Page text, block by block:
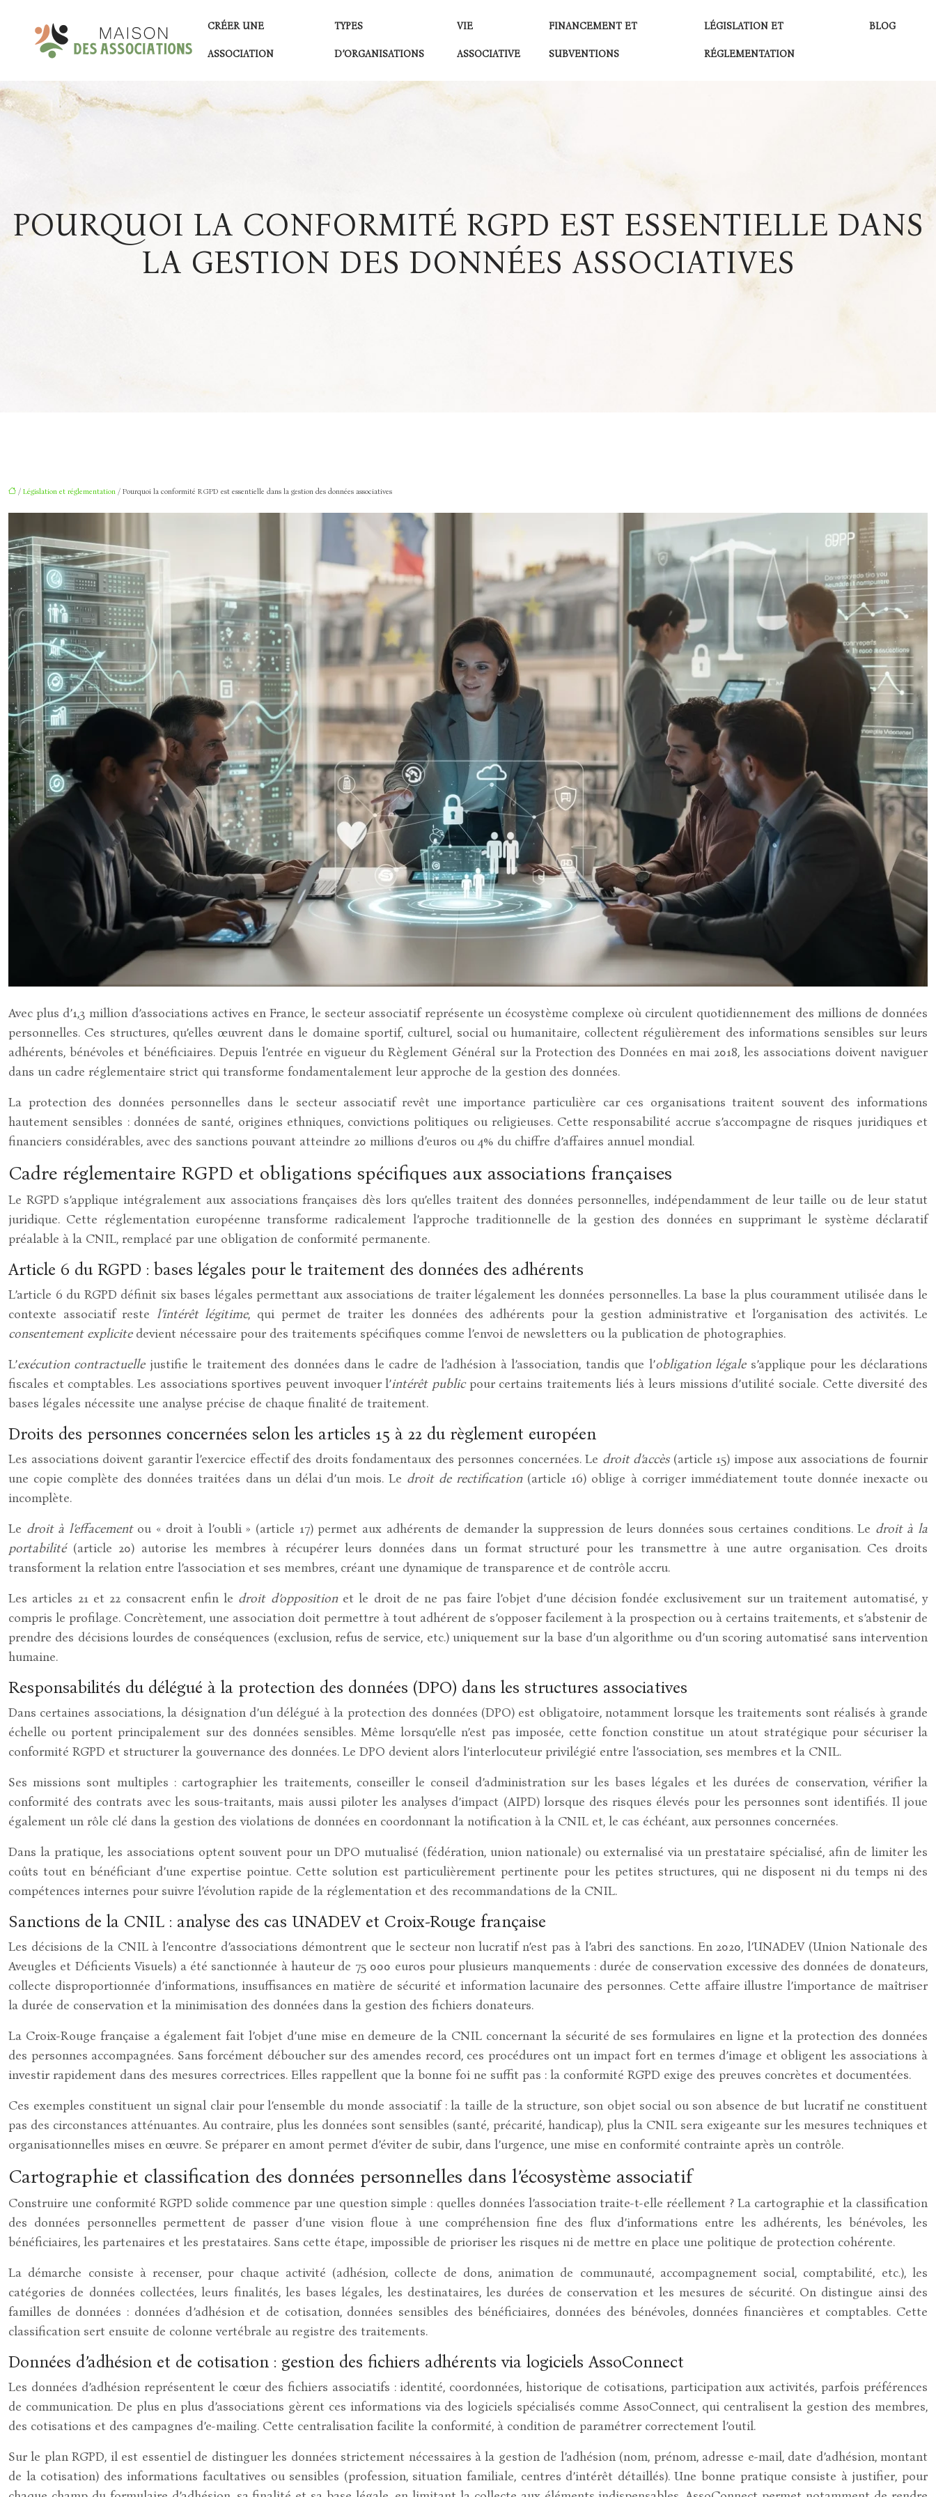
CRÉER UNE
ASSOCIATION
TYPES
D’ORGANISATIONS
VIE
ASSOCIATIVE
FINANCEMENT ET
SUBVENTIONS
LÉGISLATION ET
RÉGLEMENTATION
BLOG
POURQUOI LA CONFORMITÉ RGPD EST ESSENTIELLE DANS
LA GESTION DES DONNÉES ASSOCIATIVES
/ Législation et réglementation / Pourquoi la conformité RGPD est essentielle dans la gestion des données associatives
Avec plus d’1,3 million d’associations actives en France, le secteur associatif représente un écosystème complexe où circulent quotidiennement des millions de données
personnelles. Ces structures, qu’elles œuvrent dans le domaine sportif, culturel, social ou humanitaire, collectent régulièrement des informations sensibles sur leurs
adhérents, bénévoles et bénéficiaires. Depuis l’entrée en vigueur du Règlement Général sur la Protection des Données en mai 2018, les associations doivent naviguer
dans un cadre réglementaire strict qui transforme fondamentalement leur approche de la gestion des données.
La protection des données personnelles dans le secteur associatif revêt une importance particulière car ces organisations traitent souvent des informations
hautement sensibles : données de santé, origines ethniques, convictions politiques ou religieuses. Cette responsabilité accrue s’accompagne de risques juridiques et
financiers considérables, avec des sanctions pouvant atteindre 20 millions d’euros ou 4% du chiffre d’affaires annuel mondial.
Cadre réglementaire RGPD et obligations spécifiques aux associations françaises
Le RGPD s’applique intégralement aux associations françaises dès lors qu’elles traitent des données personnelles, indépendamment de leur taille ou de leur statut
juridique. Cette réglementation européenne transforme radicalement l’approche traditionnelle de la gestion des données en supprimant le système déclaratif
préalable à la CNIL, remplacé par une obligation de conformité permanente.
Article 6 du RGPD : bases légales pour le traitement des données des adhérents
L’article 6 du RGPD définit six bases légales permettant aux associations de traiter légalement les données personnelles. La base la plus couramment utilisée dans le
contexte associatif reste l’intérêt légitime, qui permet de traiter les données des adhérents pour la gestion administrative et l’organisation des activités. Le
consentement explicitedevient nécessaire pour des traitements spécifiques comme l’envoi de newsletters ou la publication de photographies.
L’exécution contractuellejustifie le traitement des données dans le cadre de l’adhésion à l’association, tandis que l’obligation légales’applique pour les déclarations
fiscales et comptables. Les associations sportives peuvent invoquer l’intérêt publicpour certains traitements liés à leurs missions d’utilité sociale. Cette diversité des
bases légales nécessite une analyse précise de chaque finalité de traitement.
Droits des personnes concernées selon les articles 15 à 22 du règlement européen
Les associations doivent garantir l’exercice effectif des droits fondamentaux des personnes concernées. Le droit d’accès(article 15) impose aux associations de fournir
une copie complète des données traitées dans un délai d’un mois. Le droit de rectification(article 16) oblige à corriger immédiatement toute donnée inexacte ou
incomplète.
Le droit à l’effacementou « droit à l’oubli » (article 17) permet aux adhérents de demander la suppression de leurs données sous certaines conditions. Le droit à la
portabilité(article 20) autorise les membres à récupérer leurs données dans un format structuré pour les transmettre à une autre organisation. Ces droits
transforment la relation entre l’association et ses membres, créant une dynamique de transparence et de contrôle accru.
Les articles 21 et 22 consacrent enfin le droit d’oppositionet le droit de ne pas faire l’objet d’une décision fondée exclusivement sur un traitement automatisé, y
compris le profilage. Concrètement, une association doit permettre à tout adhérent de s’opposer facilement à la prospection ou à certains traitements, et s’abstenir de
prendre des décisions lourdes de conséquences (exclusion, refus de service, etc.) uniquement sur la base d’un algorithme ou d’un scoring automatisé sans intervention
humaine.
Responsabilités du délégué à la protection des données (DPO) dans les structures associatives
Dans certaines associations, la désignation d’un délégué à la protection des données (DPO) est obligatoire, notamment lorsque les traitements sont réalisés à grande
échelle ou portent principalement sur des données sensibles. Même lorsqu’elle n’est pas imposée, cette fonction constitue un atout stratégique pour sécuriser la
conformité RGPD et structurer la gouvernance des données. Le DPO devient alors l’interlocuteur privilégié entre l’association, ses membres et la CNIL.
Ses missions sont multiples : cartographier les traitements, conseiller le conseil d’administration sur les bases légales et les durées de conservation, vérifier la
conformité des contrats avec les sous-traitants, mais aussi piloter les analyses d’impact (AIPD) lorsque des risques élevés pour les personnes sont identifiés. Il joue
également un rôle clé dans la gestion des violations de données en coordonnant la notification à la CNIL et, le cas échéant, aux personnes concernées.
Dans la pratique, les associations optent souvent pour un DPO mutualisé (fédération, union nationale) ou externalisé via un prestataire spécialisé, afin de limiter les
coûts tout en bénéficiant d’une expertise pointue. Cette solution est particulièrement pertinente pour les petites structures, qui ne disposent ni du temps ni des
compétences internes pour suivre l’évolution rapide de la réglementation et des recommandations de la CNIL.
Sanctions de la CNIL : analyse des cas UNADEV et Croix-Rouge française
Les décisions de la CNIL à l’encontre d’associations démontrent que le secteur non lucratif n’est pas à l’abri des sanctions. En 2020, l’UNADEV (Union Nationale des
Aveugles et Déficients Visuels) a été sanctionnée à hauteur de 75 000 euros pour plusieurs manquements : durée de conservation excessive des données de donateurs,
collecte disproportionnée d’informations, insuffisances en matière de sécurité et information lacunaire des personnes. Cette affaire illustre l’importance de maîtriser
la durée de conservation et la minimisation des données dans la gestion des fichiers donateurs.
La Croix-Rouge française a également fait l’objet d’une mise en demeure de la CNIL concernant la sécurité de ses formulaires en ligne et la protection des données
des personnes accompagnées. Sans forcément déboucher sur des amendes record, ces procédures ont un impact fort en termes d’image et obligent les associations à
investir rapidement dans des mesures correctrices. Elles rappellent que la bonne foi ne suffit pas : la conformité RGPD exige des preuves concrètes et documentées.
Ces exemples constituent un signal clair pour l’ensemble du monde associatif : la taille de la structure, son objet social ou son absence de but lucratif ne constituent
pas des circonstances atténuantes. Au contraire, plus les données sont sensibles (santé, précarité, handicap), plus la CNIL sera exigeante sur les mesures techniques et
organisationnelles mises en œuvre. Se préparer en amont permet d’éviter de subir, dans l’urgence, une mise en conformité contrainte après un contrôle.
Cartographie et classification des données personnelles dans l’écosystème associatif
Construire une conformité RGPD solide commence par une question simple : quelles données l’association traite-t-elle réellement ? La cartographie et la classification
des données personnelles permettent de passer d’une vision floue à une compréhension fine des flux d’informations entre les adhérents, les bénévoles, les
bénéficiaires, les partenaires et les prestataires. Sans cette étape, impossible de prioriser les risques ni de mettre en place une politique de protection cohérente.
La démarche consiste à recenser, pour chaque activité (adhésion, collecte de dons, animation de communauté, accompagnement social, comptabilité, etc.), les
catégories de données collectées, leurs finalités, les bases légales, les destinataires, les durées de conservation et les mesures de sécurité. On distingue ainsi des
familles de données : données d’adhésion et de cotisation, données sensibles des bénéficiaires, données des bénévoles, données financières et comptables. Cette
classification sert ensuite de colonne vertébrale au registre des traitements.
Données d’adhésion et de cotisation : gestion des fichiers adhérents via logiciels AssoConnect
Les données d’adhésion représentent le cœur des fichiers associatifs : identité, coordonnées, historique de cotisations, participation aux activités, parfois préférences
de communication. De plus en plus d’associations gèrent ces informations via des logiciels spécialisés comme AssoConnect, qui centralisent la gestion des membres,
des cotisations et des campagnes d’e-mailing. Cette centralisation facilite la conformité, à condition de paramétrer correctement l’outil.
Sur le plan RGPD, il est essentiel de distinguer les données strictement nécessaires à la gestion de l’adhésion (nom, prénom, adresse e-mail, date d’adhésion, montant
de la cotisation) des informations facultatives ou sensibles (profession, situation familiale, centres d’intérêt détaillés). Une bonne pratique consiste à justifier, pour